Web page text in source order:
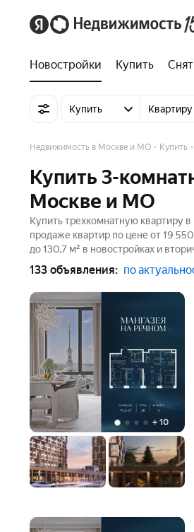
Новостройки Купить
Купить Квартиру
Недвижимость в Москве и МО Купить
Купить 3-
Москве и МО
Купить трехкомнатную квартиру
продаже квартир по цене от 19
до 130,7 м² в новостройках и
133 объявления: по
+ 10